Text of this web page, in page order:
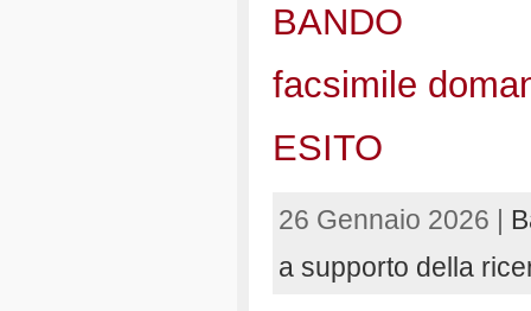
BANDO
facsimile
ESITO
26 Gennaio 2026 |
a supporto della